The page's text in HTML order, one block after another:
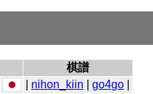
棋譜
nihon_kiin |go4go